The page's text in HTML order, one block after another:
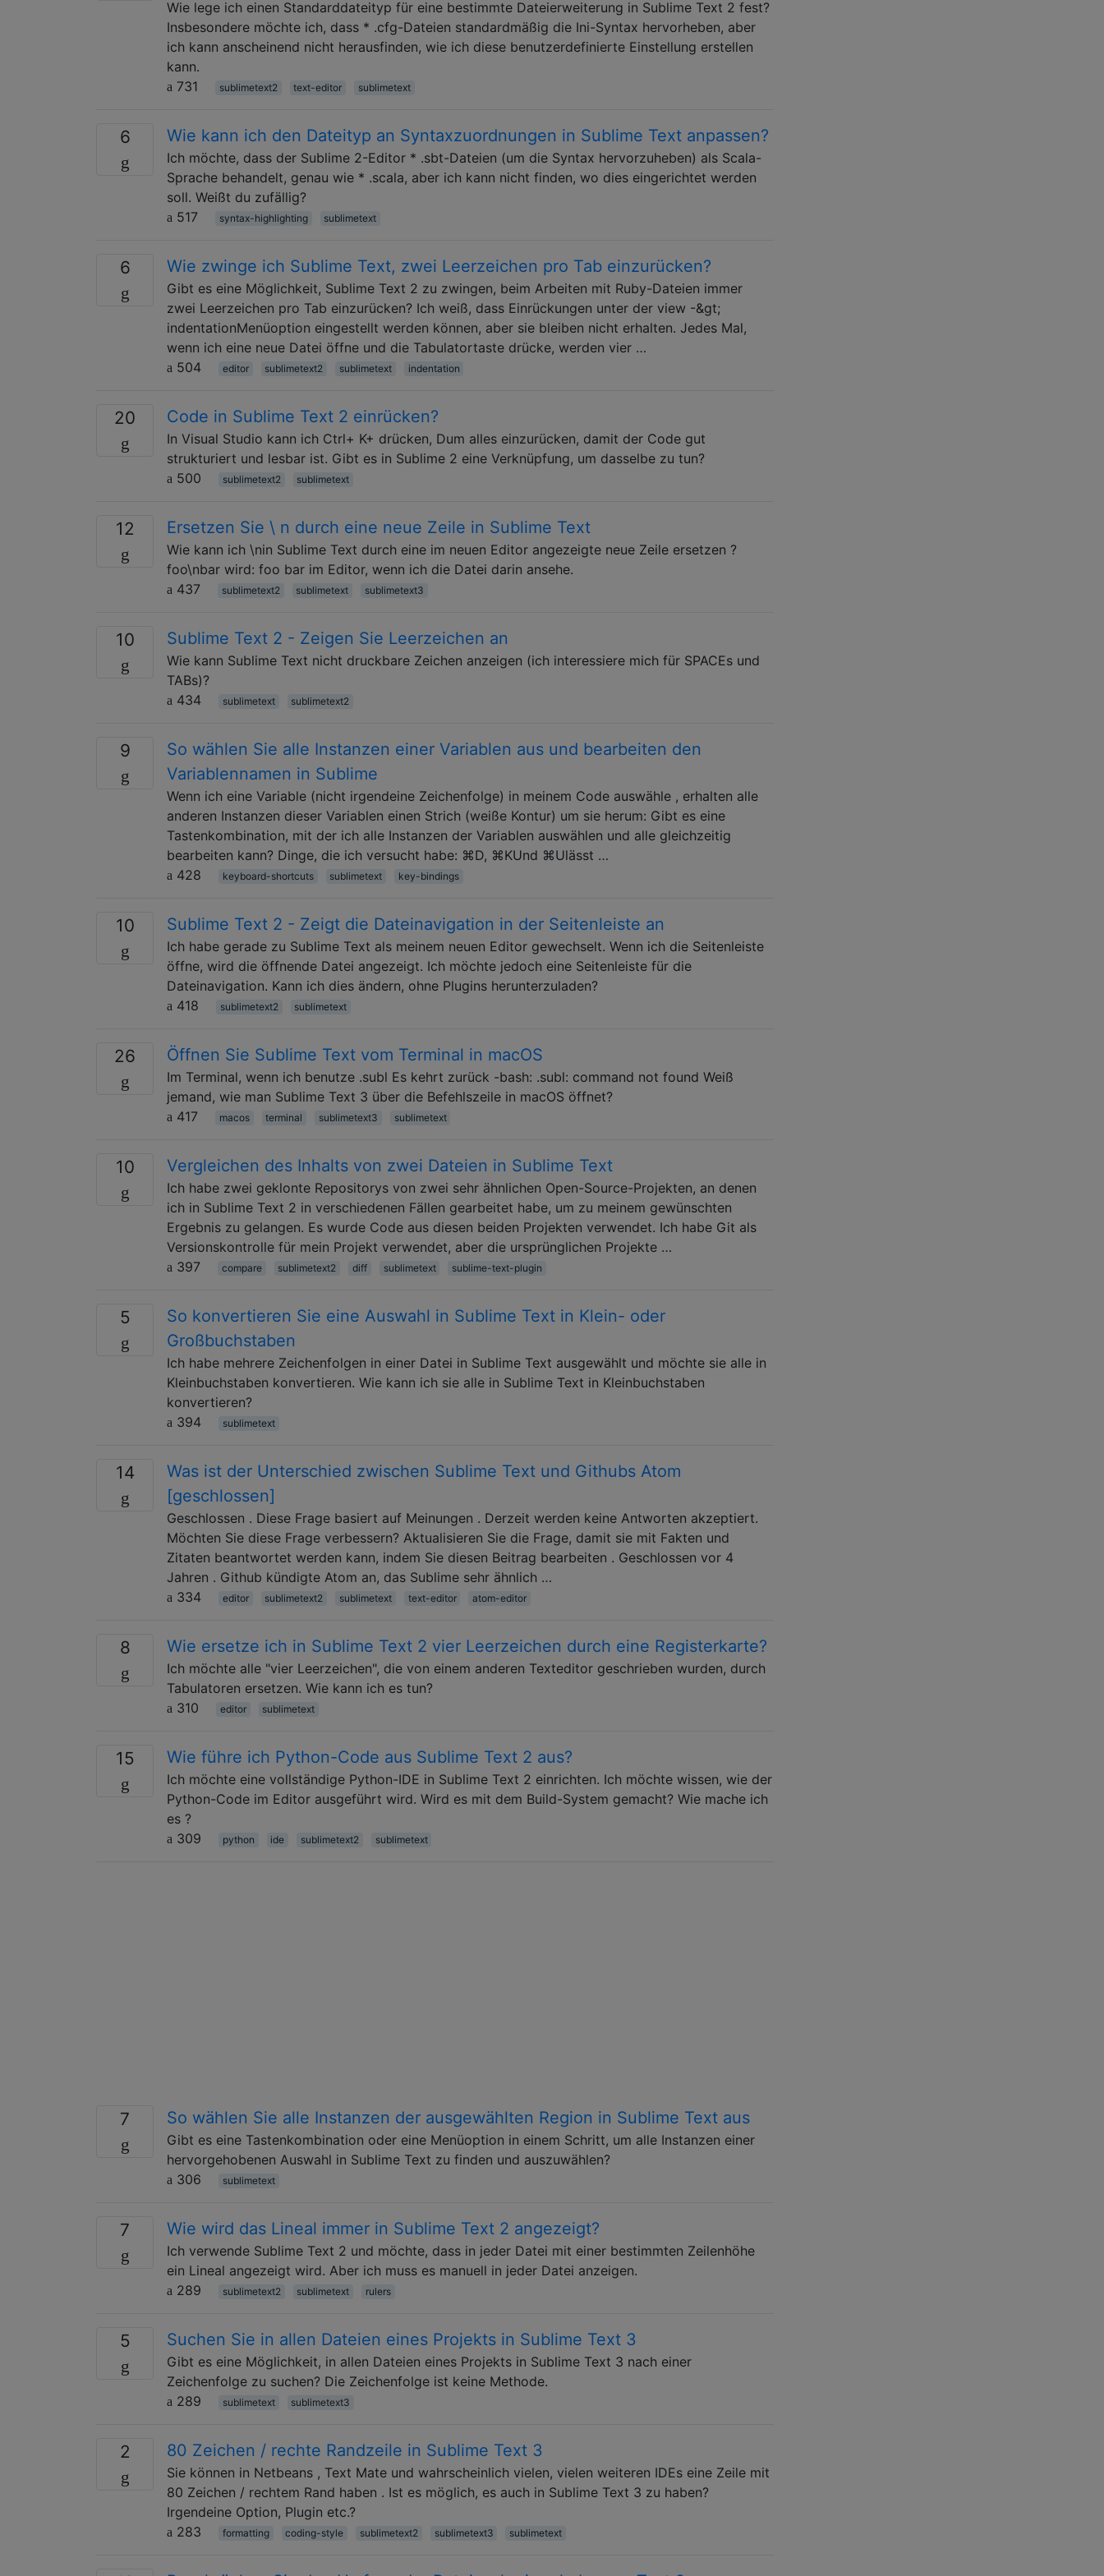
Wie lege ich einen Standarddateityp für eine bestimmte Dateierweiterung in Sublime Text 2 fest?
Insbesondere möchte ich, dass * .cfg-Dateien standardmäßig die Ini-Syntax hervorheben, aber
ich kann anscheinend nicht herausfinden, wie ich diese benutzerdefinierte Einstellung erstellen
kann.
731
sublimetext2 text-editor sublimetext
6 Wie kann ich den Dateityp an Syntaxzuordnungen in Sublime Text anpassen?
Ich möchte, dass der Sublime 2-Editor * .sbt-Dateien (um die Syntax hervorzuheben) als Scala-
Sprache behandelt, genau wie * .scala, aber ich kann nicht finden, wo dies eingerichtet werden
soll. Weißt du zufällig?
517
syntax-highlighting sublimetext
6 Wie zwinge ich Sublime Text, zwei Leerzeichen pro Tab einzurücken?
Gibt es eine Möglichkeit, Sublime Text 2 zu zwingen, beim Arbeiten mit Ruby-Dateien immer
zwei Leerzeichen pro Tab einzurücken? Ich weiß, dass Einrückungen unter der view -&gt;
indentationMenüoption eingestellt werden können, aber sie bleiben nicht erhalten. Jedes Mal,
wenn ich eine neue Datei öffne und die Tabulatortaste drücke, werden vier …
504
editor sublimetext2 sublimetext indentation
20 Code in Sublime Text 2 einrücken?
In Visual Studio kann ich Ctrl+ K+ drücken, Dum alles einzurücken, damit der Code gut
strukturiert und lesbar ist. Gibt es in Sublime 2 eine Verknüpfung, um dasselbe zu tun?
500
sublimetext2 sublimetext
12 Ersetzen Sie \ n durch eine neue Zeile in Sublime Text
Wie kann ich \nin Sublime Text durch eine im neuen Editor angezeigte neue Zeile ersetzen ?
foo\nbar wird: foo bar im Editor, wenn ich die Datei darin ansehe.
437
sublimetext2 sublimetext sublimetext3
10 Sublime Text 2 - Zeigen Sie Leerzeichen an
Wie kann Sublime Text nicht druckbare Zeichen anzeigen (ich interessiere mich für SPACEs und
TABs)?
434
sublimetext sublimetext2
9
So wählen Sie alle Instanzen einer Variablen aus und bearbeiten den
Variablennamen in Sublime
Wenn ich eine Variable (nicht irgendeine Zeichenfolge) in meinem Code auswähle , erhalten alle
anderen Instanzen dieser Variablen einen Strich (weiße Kontur) um sie herum: Gibt es eine
Tastenkombination, mit der ich alle Instanzen der Variablen auswählen und alle gleichzeitig
bearbeiten kann? Dinge, die ich versucht habe: ⌘D, ⌘KUnd ⌘Ulässt …
428
keyboard-shortcuts sublimetext key-bindings
10 Sublime Text 2 - Zeigt die Dateinavigation in der Seitenleiste an
Ich habe gerade zu Sublime Text als meinem neuen Editor gewechselt. Wenn ich die Seitenleiste
öffne, wird die öffnende Datei angezeigt. Ich möchte jedoch eine Seitenleiste für die
Dateinavigation. Kann ich dies ändern, ohne Plugins herunterzuladen?
418
sublimetext2 sublimetext
26 Öffnen Sie Sublime Text vom Terminal in macOS
Im Terminal, wenn ich benutze .subl Es kehrt zurück -bash: .subl: command not found Weiß
jemand, wie man Sublime Text 3 über die Befehlszeile in macOS öffnet?
417
macos terminal sublimetext3 sublimetext
10 Vergleichen des Inhalts von zwei Dateien in Sublime Text
Ich habe zwei geklonte Repositorys von zwei sehr ähnlichen Open-Source-Projekten, an denen
ich in Sublime Text 2 in verschiedenen Fällen gearbeitet habe, um zu meinem gewünschten
Ergebnis zu gelangen. Es wurde Code aus diesen beiden Projekten verwendet. Ich habe Git als
Versionskontrolle für mein Projekt verwendet, aber die ursprünglichen Projekte …
397
compare sublimetext2 diff sublimetext sublime-text-plugin
5
So konvertieren Sie eine Auswahl in Sublime Text in Klein- oder
Großbuchstaben
Ich habe mehrere Zeichenfolgen in einer Datei in Sublime Text ausgewählt und möchte sie alle in
Kleinbuchstaben konvertieren. Wie kann ich sie alle in Sublime Text in Kleinbuchstaben
konvertieren?
394
sublimetext
14
Was ist der Unterschied zwischen Sublime Text und Githubs Atom
[geschlossen]
Geschlossen . Diese Frage basiert auf Meinungen . Derzeit werden keine Antworten akzeptiert.
Möchten Sie diese Frage verbessern? Aktualisieren Sie die Frage, damit sie mit Fakten und
Zitaten beantwortet werden kann, indem Sie diesen Beitrag bearbeiten . Geschlossen vor 4
Jahren . Github kündigte Atom an, das Sublime sehr ähnlich …
334
editor sublimetext2 sublimetext text-editor atom-editor
8 Wie ersetze ich in Sublime Text 2 vier Leerzeichen durch eine Registerkarte?
Ich möchte alle "vier Leerzeichen", die von einem anderen Texteditor geschrieben wurden, durch
Tabulatoren ersetzen. Wie kann ich es tun?
310
editor sublimetext
15 Wie führe ich Python-Code aus Sublime Text 2 aus?
Ich möchte eine vollständige Python-IDE in Sublime Text 2 einrichten. Ich möchte wissen, wie der
Python-Code im Editor ausgeführt wird. Wird es mit dem Build-System gemacht? Wie mache ich
es ?
309
python ide sublimetext2 sublimetext
7 So wählen Sie alle Instanzen der ausgewählten Region in Sublime Text aus
Gibt es eine Tastenkombination oder eine Menüoption in einem Schritt, um alle Instanzen einer
hervorgehobenen Auswahl in Sublime Text zu finden und auszuwählen?
306
sublimetext
7 Wie wird das Lineal immer in Sublime Text 2 angezeigt?
Ich verwende Sublime Text 2 und möchte, dass in jeder Datei mit einer bestimmten Zeilenhöhe
ein Lineal angezeigt wird. Aber ich muss es manuell in jeder Datei anzeigen.
289
sublimetext2 sublimetext rulers
5 Suchen Sie in allen Dateien eines Projekts in Sublime Text 3
Gibt es eine Möglichkeit, in allen Dateien eines Projekts in Sublime Text 3 nach einer
Zeichenfolge zu suchen? Die Zeichenfolge ist keine Methode.
289
sublimetext sublimetext3
2 80 Zeichen / rechte Randzeile in Sublime Text 3
Sie können in Netbeans , Text Mate und wahrscheinlich vielen, vielen weiteren IDEs eine Zeile mit
80 Zeichen / rechtem Rand haben . Ist es möglich, es auch in Sublime Text 3 zu haben?
Irgendeine Option, Plugin etc.?
283
formatting coding-style sublimetext2 sublimetext3 sublimetext